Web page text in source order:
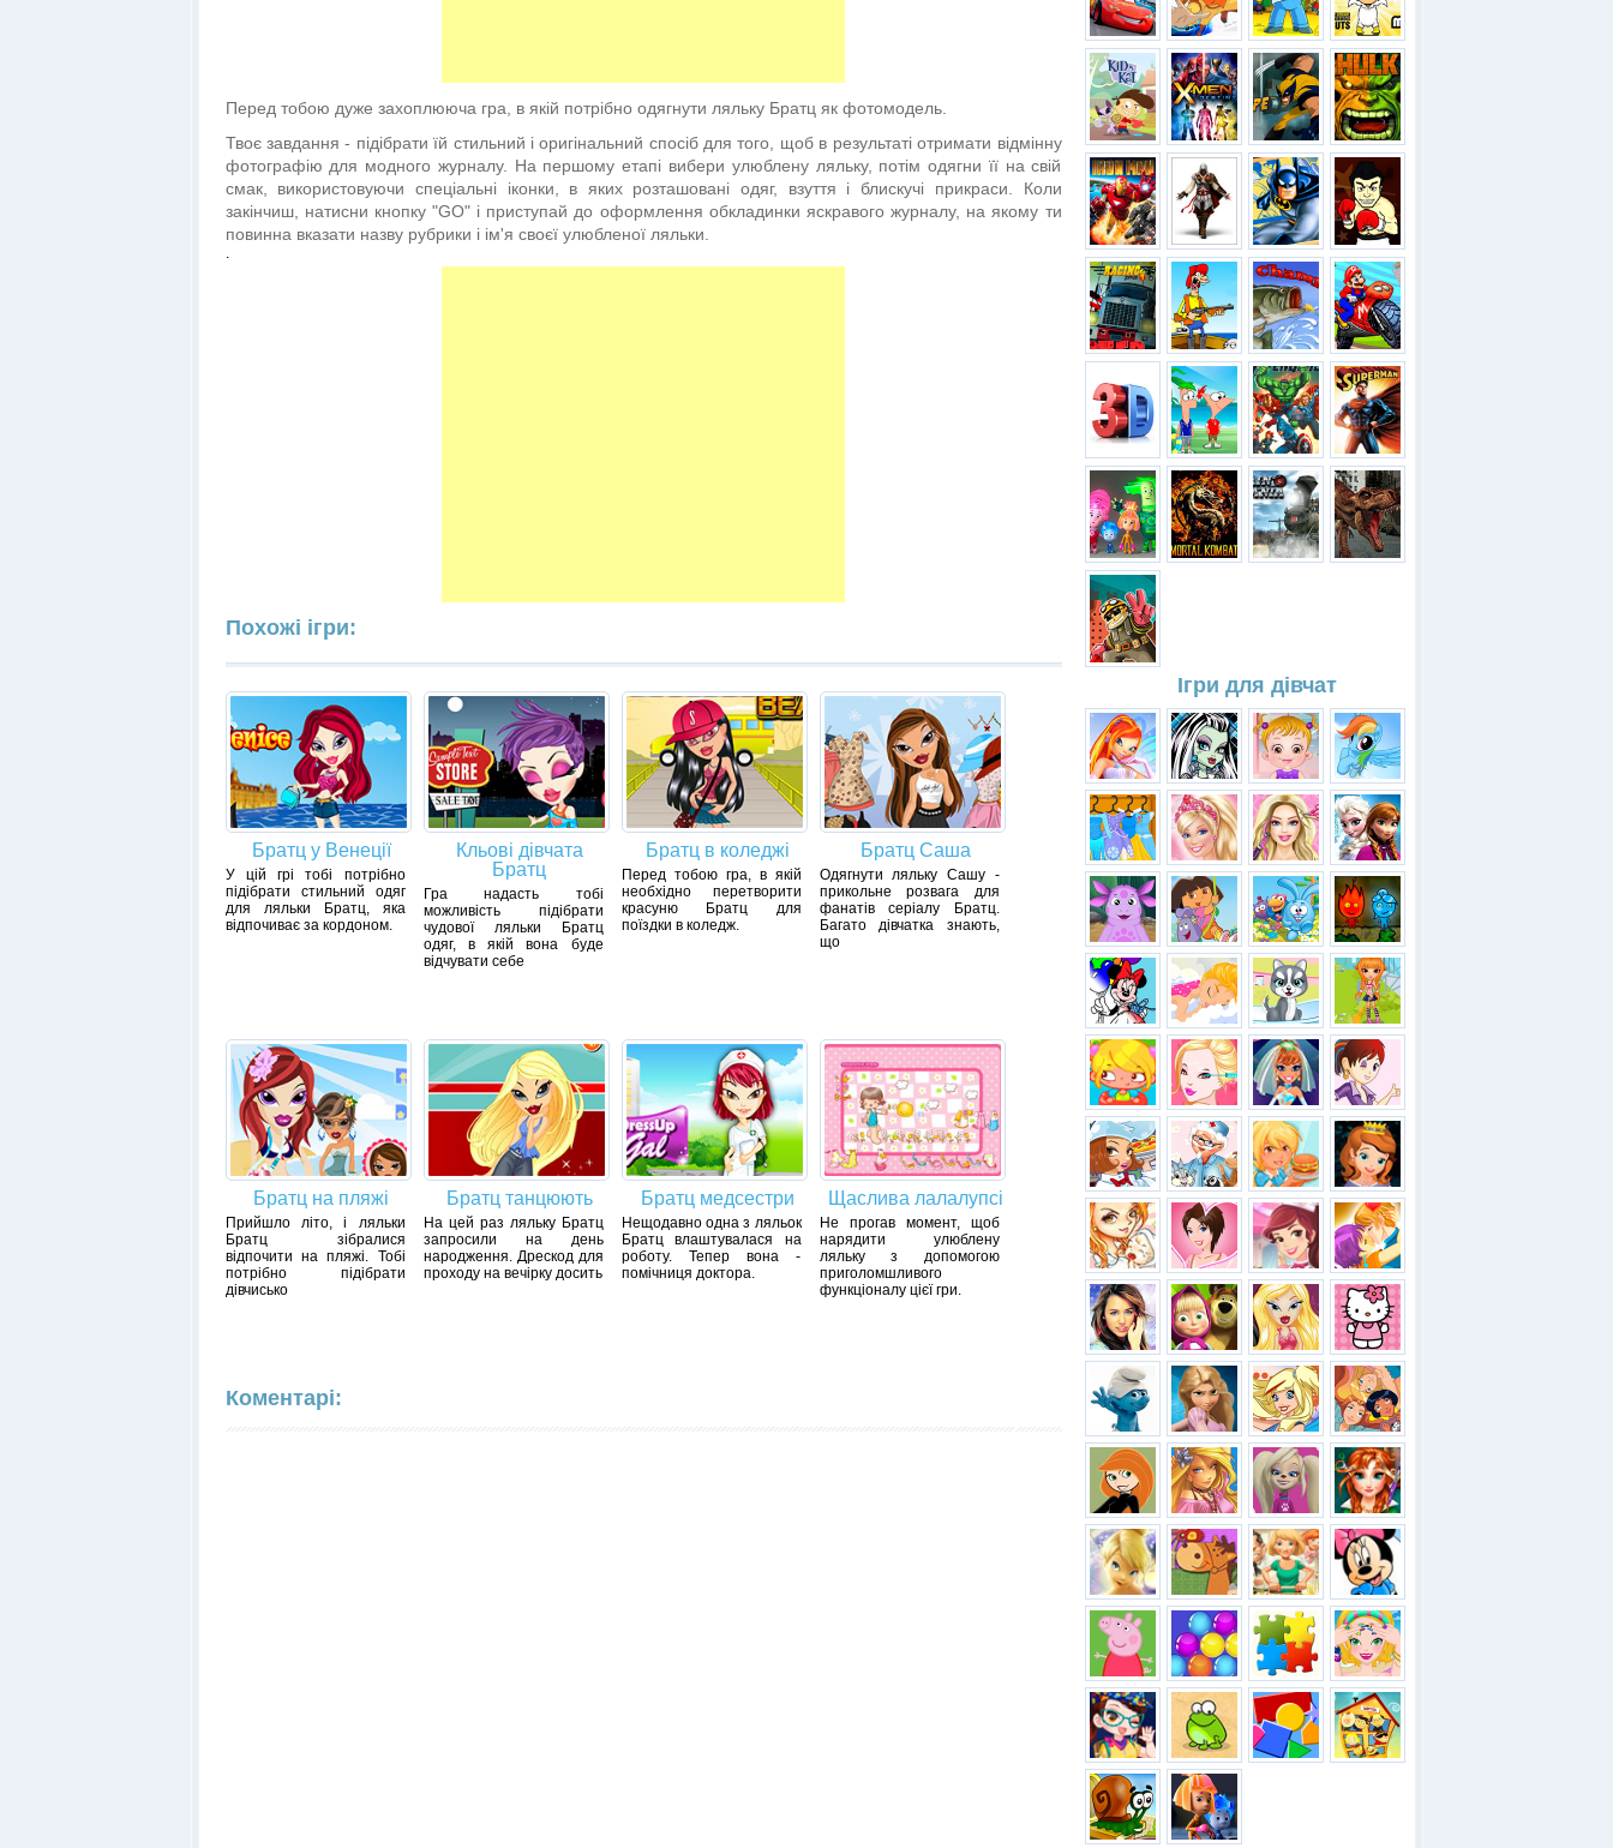
Перед тобою дуже захоплююча гра, в якій потрібно одягнути ляльку Братц як фотомодель.
Твоє завдання - підібрати їй стильний і оригінальний спосіб для того, щоб в результаті отримати відмінну
фотографію для модного журналу. На першому етапі вибери улюблену ляльку, потім одягни її на свій
смак, використовуючи спеціальні іконки, в яких розташовані одяг, взуття і блискучі прикраси. Коли
закінчиш, натисни кнопку "GO" і приступай до оформлення обкладинки яскравого журналу, на якому ти
повинна вказати назву рубрики і ім'я своєї улюбленої ляльки.
.
Похожі ігри:
Братц у Венеції
У цій грі тобі потрібно
підібрати стильний одяг
для ляльки Братц, яка
відпочиває за кордоном.
Кльові дівчата
Братц
Гра надасть тобі
можливість підібрати
чудової ляльки Братц
одяг, в якій вона буде
відчувати себе
Братц в коледжі
Перед тобою гра, в якій
необхідно перетворити
красуню Братц для
поїздки в коледж.
Братц Саша
Одягнути ляльку Сашу -
прикольне розвага для
фанатів серіалу Братц.
Багато дівчатка знають,
що
Братц на пляжі
Прийшло літо, і ляльки
Братц зібралися
відпочити на пляжі. Тобі
потрібно підібрати
дівчисько
Братц танцюють
На цей раз ляльку Братц
запросили на день
народження. Дрескод для
проходу на вечірку досить
Братц медсестри
Нещодавно одна з ляльок
Братц влаштувалася на
роботу. Тепер вона -
помічниця доктора.
Щаслива лалалупсі
Не прогав момент, щоб
нарядити улюблену
ляльку з допомогою
приголомшливого
функціоналу цієї гри.
Коментарі:
Ігри для дівчат